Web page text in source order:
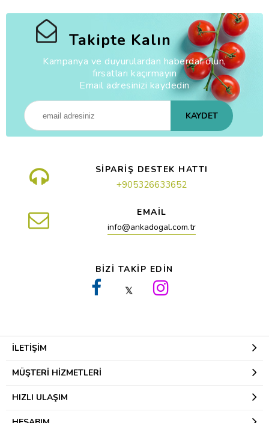
Takipte Kalın
Kampanya ve duyurulardan haberdar olun,
fırsatları kaçırmayın
Email adresinizi kaydedin
KAYDET
SİPARİŞ DESTEK HATTI
+905326633652
EMAİL
info@ankadogal.com.tr
BİZİ TAKİP EDİN
𝕏
İLETIŞIM
MÜŞTERI HIZMETLERI
HIZLI ULAŞIM